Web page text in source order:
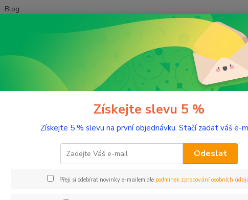
Blog
Aromaterapie Testery éterických olejů Pačule 2 ml tester sklo
Pačule 2 ml tester sklo
Získejte slevu 5 %
Získejte 5 % slevu na první objednávku. Stačí zadat váš e-
Odeslat
Přeji si odebírat novinky e-mailem dle podmínek zpracování osobních